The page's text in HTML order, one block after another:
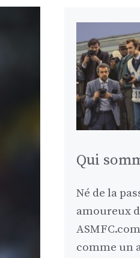
Qui
Né de la
amoureux
comme un